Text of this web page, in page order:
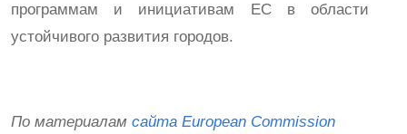
программам и инициативам ЕС в области
устойчивого развития городов.
По материалам сайта European Commission